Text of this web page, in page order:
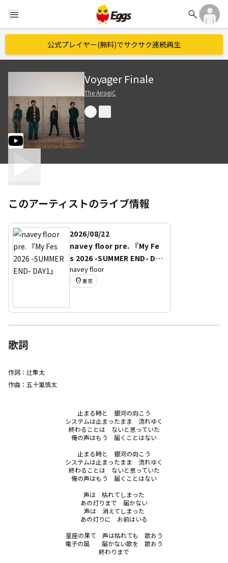
menu search
公式プレイヤー(無料)でサクサク連続再生
Voyager Finale
The AiragiC
このアーティストのライブ情報
2026/08/22
navey floor pre. 『My Fe
s 2026 -SUMMER END- DA
Y1』
navey floor
location_on 東京
歌詞
作詞： 辻隼太
作曲： 五十嵐慎太
止まる時と　銀河の向こう
システムは止まったまま　流れゆく
終わることは　ないと思っていた
俺の声はもう　届くことはない
止まる時と　銀河の向こう
システムは止まったまま　流れゆく
終わることは　ないと思っていた
俺の声はもう　届くことはない
声は　枯れてしまった
あの灯りまで　届かない
声は　消えてしまった
あの灯りに　お前はいる
星座の果て　声は枯れても　歌おう
電子の風　　届かない歌を　歌おう
終わりまで